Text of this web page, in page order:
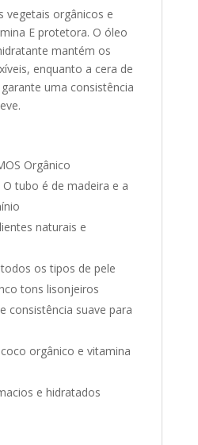
vegetais orgânicos e
E protetora. O óleo
mantém os
s, enquanto a cera de
uma consistência
Orgânico
tubo é de madeira e a
naturais e
os tipos de pele
tons lisonjeiros
consistência suave para
orgânico e vitamina
e hidratados